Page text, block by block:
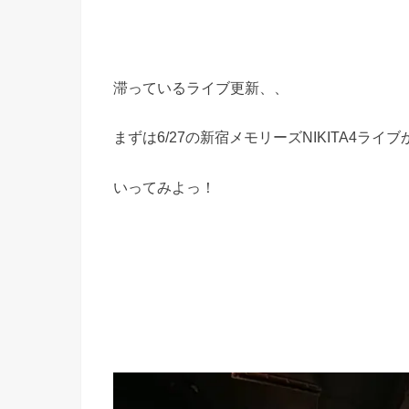
滞っているライブ更新、、
まずは6/27の新宿メモリーズNIKITA4ライブ
いってみよっ！